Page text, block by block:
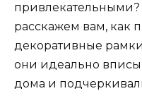
привлекательными?
расскажем вам, как
декоративные
они идеально
дома и